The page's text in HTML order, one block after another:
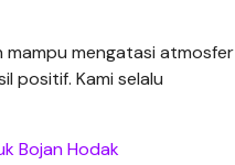
mampu mengatasi atmosfer
positif. Kami selalu
Bojan Hodak